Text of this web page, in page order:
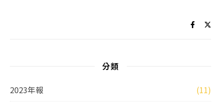
分類
2023年報
(11)